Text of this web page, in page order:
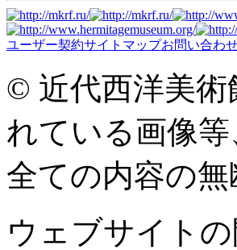
ユーザー契約サイトマップお問い合わ
© 近代西洋美術
れている画像等
全ての内容の
ウェブサイト